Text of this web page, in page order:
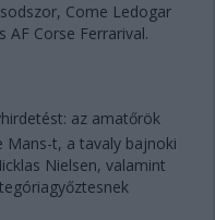
Come Ledogar
AF Corse Ferrarival.
az amatőrök
Mans-t, a tavaly bajnoki
Nielsen, valamint